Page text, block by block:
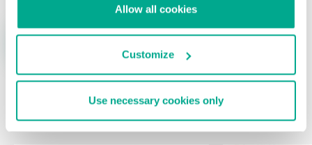
Allow all cookies
Customize
Use necessary cookies only
ÚLTIMAS PUBLICACIONES